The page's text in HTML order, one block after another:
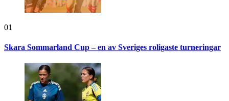
01
Skara Sommarland Cup – en av Sveriges roligaste turneringar